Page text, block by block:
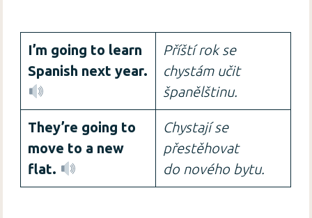
I’m going to learn
Spanish next year.
Příští rok se
chystám učit
španělštinu.
They’re going to
move to a new
flat.
Chystají se
přestěhovat
do nového bytu.